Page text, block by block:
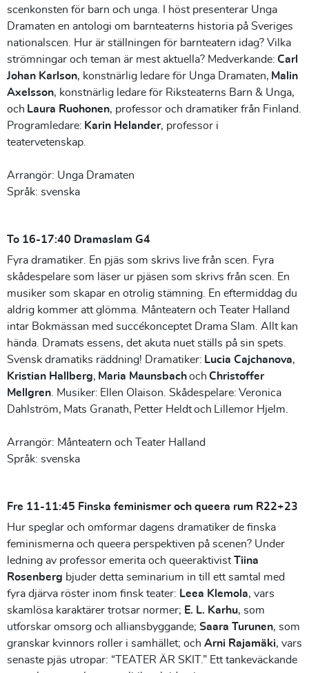
scenkonsten för barn och unga. I höst presenterar Unga
Dramaten en antologi om barnteaterns historia på Sveriges
nationalscen. Hur är ställningen för barnteatern idag? Vilka
strömningar och teman är mest aktuella? Medverkande: Carl
Johan Karlson, konstnärlig ledare för Unga Dramaten, Malin
Axelsson, konstnärlig ledare för Riksteaterns Barn & Unga,
och Laura Ruohonen, professor och dramatiker från Finland.
Programledare: Karin Helander, professor i
teatervetenskap.
Arrangör: Unga Dramaten
Språk: svenska
To 16-17:40 Dramaslam G4
Fyra dramatiker. En pjäs som skrivs live från scen. Fyra
skådespelare som läser ur pjäsen som skrivs från scen. En
musiker som skapar en otrolig stämning. En eftermiddag du
aldrig kommer att glömma. Månteatern och Teater Halland
intar Bokmässan med succékonceptet Drama Slam. Allt kan
hända. Dramats essens, det akuta nuet ställs på sin spets.
Svensk dramatiks räddning! Dramatiker: Lucia Cajchanova,
Kristian Hallberg, Maria Maunsbachoch Christoffer
Mellgren. Musiker: Ellen Olaison. Skådespelare: Veronica
Dahlström, Mats Granath, Petter Heldt och Lillemor Hjelm.
Arrangör: Månteatern och Teater Halland
Språk: svenska
Fre 11-11:45 Finska feminismer och queera rum R22+23
Hur speglar och omformar dagens dramatiker de finska
feminismerna och queera perspektiven på scenen? Under
ledning av professor emerita och queeraktivistTiina
Rosenberg bjuder detta seminarium in till ett samtal med
fyra djärva röster inom finsk teater: Leea Klemola, vars
skamlösa karaktärer trotsar normer; E. L. Karhu, som
utforskar omsorg och alliansbyggande; Saara Turunen, som
granskar kvinnors roller i samhället; och Arni Rajamäki, vars
senaste pjäs utropar: “TEATER ÄR SKIT.” Ett tankeväckande